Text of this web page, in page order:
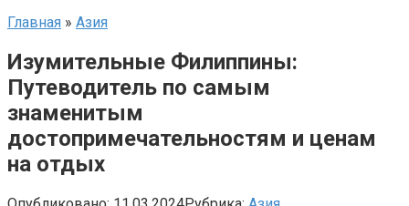
Главная » Азия
Изумительные Филиппины:
Путеводитель по самым
знаменитым
достопримечательностям и ценам
на отдых